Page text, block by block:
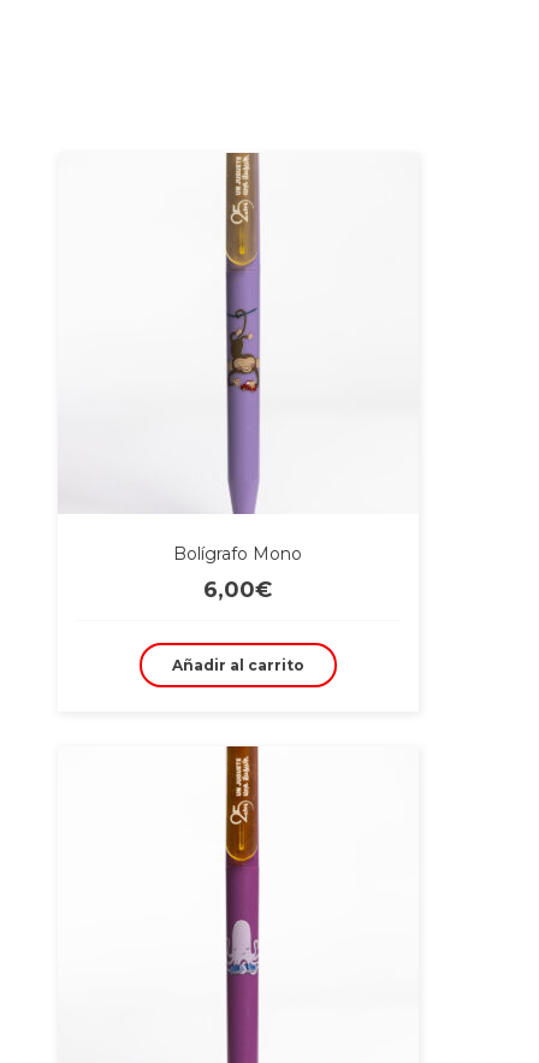
Bolígrafo Mono
6,00€
Añadir al carrito